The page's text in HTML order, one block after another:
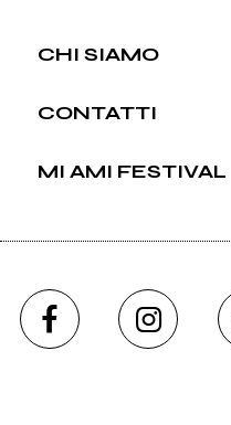
CHI SIAMO
CONTATTI
MI AMI FESTIVAL